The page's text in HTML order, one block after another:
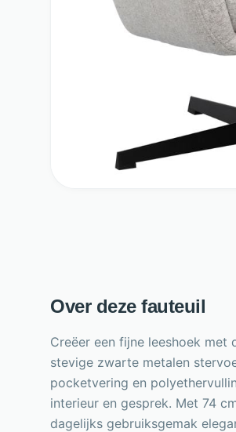
Over deze fauteuil
Creëer een fijne leeshoek met
stevige zwarte metalen
pocketvering en
interieur en gesprek. Met 74
dagelijks gebruiksgemak